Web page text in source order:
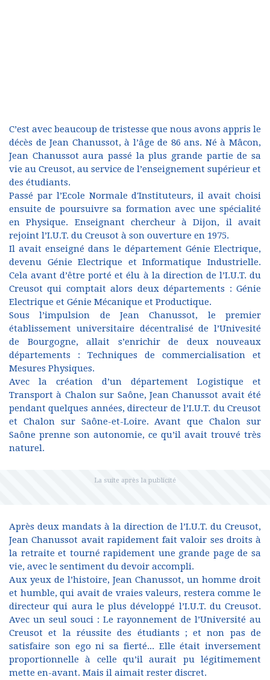
C’est avec beaucoup de tristesse que nous avons appris le
décès de Jean Chanussot, à l’âge de 86 ans. Né à Mâcon,
Jean Chanussot aura passé la plus grande partie de sa
vie au Creusot, au service de l’enseignement supérieur et
des étudiants.
Passé par l’Ecole Normale d'Instituteurs, il avait choisi
ensuite de poursuivre sa formation avec une spécialité
en Physique. Enseignant chercheur à Dijon, il avait
rejoint l’I.U.T. du Creusot à son ouverture en 1975.
Il avait enseigné dans le département Génie Electrique,
devenu Génie Electrique et Informatique Industrielle.
Cela avant d’être porté et élu à la direction de l’I.U.T. du
Creusot qui comptait alors deux départements : Génie
Electrique et Génie Mécanique et Productique.
Sous l’impulsion de Jean Chanussot, le premier
établissement universitaire décentralisé de l’Univesité
de Bourgogne, allait s’enrichir de deux nouveaux
départements : Techniques de commercialisation et
Mesures Physiques.
Avec la création d’un département Logistique et
Transport à Chalon sur Saône, Jean Chanussot avait été
pendant quelques années, directeur de l’I.U.T. du Creusot
et Chalon sur Saône-et-Loire. Avant que Chalon sur
Saône prenne son autonomie, ce qu’il avait trouvé très
naturel.
Après deux mandats à la direction de l’I.U.T. du Creusot,
Jean Chanussot avait rapidement fait valoir ses droits à
la retraite et tourné rapidement une grande page de sa
vie, avec le sentiment du devoir accompli.
Aux yeux de l’histoire, Jean Chanussot, un homme droit
et humble, qui avait de vraies valeurs, restera comme le
directeur qui aura le plus développé l’I.U.T. du Creusot.
Avec un seul souci : Le rayonnement de l’Université au
Creusot et la réussite des étudiants ; et non pas de
satisfaire son ego ni sa fierté... Elle était inversement
proportionnelle à celle qu’il aurait pu légitimement
mette en-avant. Mais il aimait rester discret.